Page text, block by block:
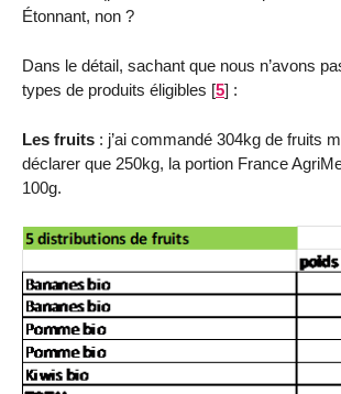
Étonnant, non ?
Dans le détail, sachant que nous n’avons
types de produits éligibles [5] :
Les fruits : j’ai commandé 304kg de fruits
déclarer que 250kg, la portion France
100g.